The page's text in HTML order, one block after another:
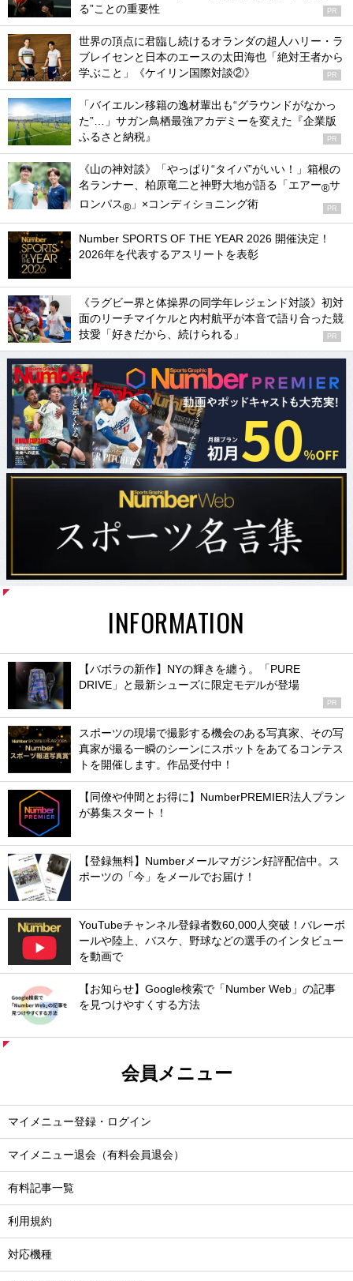
る”ことの重要性
PR
世界の頂点に君臨し続けるオランダの超人ハリー・ラ
ブレイセンと日本のエースの太田海也「絶対王者から
学ぶこと」《ケイリン国際対談②》
PR
「バイエルン移籍の逸材輩出も“グラウンドがなかっ
た”…」サガン鳥栖最強アカデミーを変えた『企業版
ふるさと納税』
PR
《山の神対談》「やっぱり“タイパ”がいい！」箱根の
名ランナー、柏原竜二と神野大地が語る「エアー®サ
ロンパス® 」×コンディショニング術 PR
Number SPORTS OF THE YEAR 2026 開催決定！
2026年を代表するアスリートを表彰
《ラグビー界と体操界の同学年レジェンド対談》初対
面のリーチマイケルと内村航平が本音で語り合った競
技愛「好きだから、続けられる」
PR
INFORMATION
【バボラの新作】NYの輝きを纏う。「PURE
DRIVE」と最新シューズに限定モデルが登場
PR
スポーツの現場で撮影する機会のある写真家、その写
真家が撮る一瞬のシーンにスポットをあてるコンテス
トを開催します。作品受付中！
【同僚や仲間とお得に】NumberPREMIER法人プラン
が募集スタート！
【登録無料】Numberメールマガジン好評配信中。ス
ポーツの「今」をメールでお届け！
YouTubeチャンネル登録者数60,000人突破！バレーボ
ールや陸上、バスケ、野球などの選手のインタビュー
を動画で
【お知らせ】Google検索で「Number Web」の記事
を見つけやすくする方法
会員メニュー
マイメニュー登録・ログイン
マイメニュー退会（有料会員退会）
有料記事一覧
利用規約
対応機種